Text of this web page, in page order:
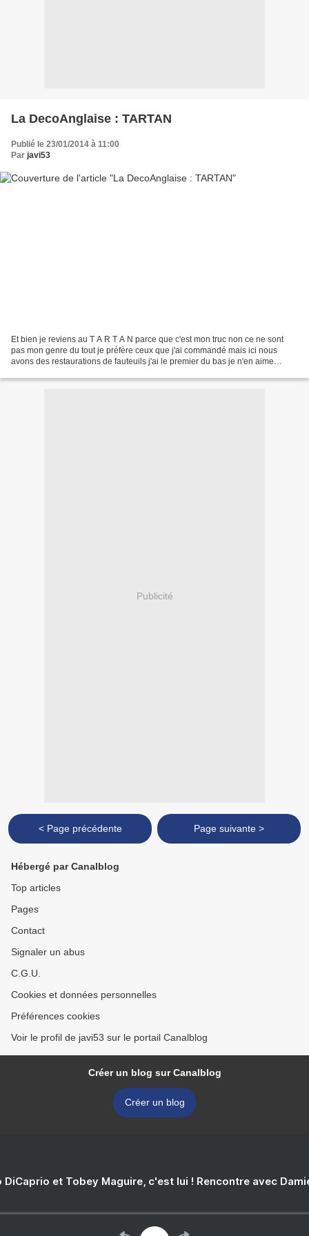
La DecoAnglaise : TARTAN
Publié le 23/01/2014 à 11:00
Par javi53
Et bien je reviens au T A R T A N parce que c'est mon truc non ce ne sont
pas mon genre du tout je préfère ceux que j'ai commandé mais ici nous
avons des restaurations de fauteuils j'ai le premier du bas je n'en aime
Publicité
< Page précédente Page suivante >
Hébergé par Canalblog
Top articles
Pages
Contact
Signaler un abus
C.G.U.
Cookies et données personnelles
Préférences cookies
Voir le profil de javi53 sur le portail Canalblog
Créer un blog sur Canalblog
Créer un blog
DiCaprio et Tobey Maguire, c'est lui ! Rencontre avec